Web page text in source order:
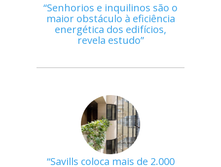
Senhorios e inquilinos são o
maior obstáculo à eficiência
energética dos edifícios,
revela estudo
Savills coloca mais de 2.000